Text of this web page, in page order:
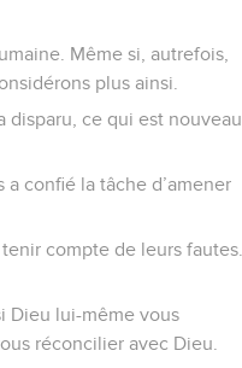
Même si, autrefois,
plus ainsi.
disparu, ce qui est nouveau
confié la tâche d’amener
compte de leurs fautes.
Dieu lui-même vous
réconcilier avec Dieu.